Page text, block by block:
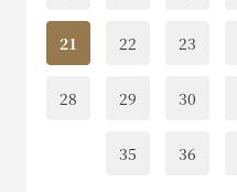
21 22 23
28 29 30
35 36